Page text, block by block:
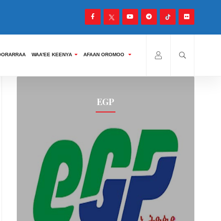
WAA'EE KEENYA AFAAN OROMOO
EGP